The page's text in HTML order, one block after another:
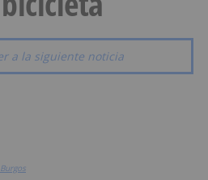
a la siguiente noticia